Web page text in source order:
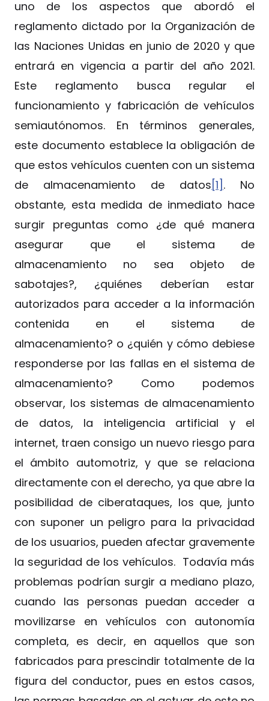
uno de los aspectos que abordó el
reglamento dictado por la Organización de
las Naciones Unidas en junio de 2020 y que
entrará en vigencia a partir del año 2021.
Este reglamento busca regular el
funcionamiento y fabricación de vehículos
semiautónomos. En términos generales,
este documento establece la obligación de
que estos vehículos cuenten con un sistema
de almacenamiento de datos [1] . No
obstante, esta medida de inmediato hace
surgir preguntas como ¿de qué manera
asegurar que el sistema de
almacenamiento no sea objeto de
sabotajes?, ¿quiénes deberían estar
autorizados para acceder a la información
contenida en el sistema de
almacenamiento? o ¿quién y cómo debiese
responderse por las fallas en el sistema de
almacenamiento? Como podemos
observar, los sistemas de almacenamiento
de datos, la inteligencia artificial y el
internet, traen consigo un nuevo riesgo para
el ámbito automotriz, y que se relaciona
directamente con el derecho, ya que abre la
posibilidad de ciberataques, los que, junto
con suponer un peligro para la privacidad
de los usuarios, pueden afectar gravemente
la seguridad de los vehículos. Todavía más
problemas podrían surgir a mediano plazo,
cuando las personas puedan acceder a
movilizarse en vehículos con autonomía
completa, es decir, en aquellos que son
fabricados para prescindir totalmente de la
figura del conductor, pues en estos casos,